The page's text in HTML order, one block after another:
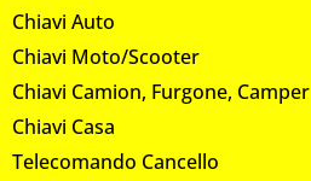
Chiavi Auto
Chiavi Moto/Scooter
Chiavi Camion, Furgone, Camper
Chiavi Casa
Telecomando Cancello